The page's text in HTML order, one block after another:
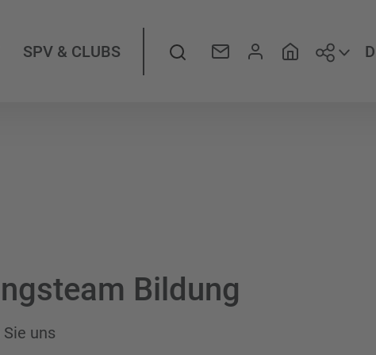
SPV & CLUBS Suche
Bildung
uns